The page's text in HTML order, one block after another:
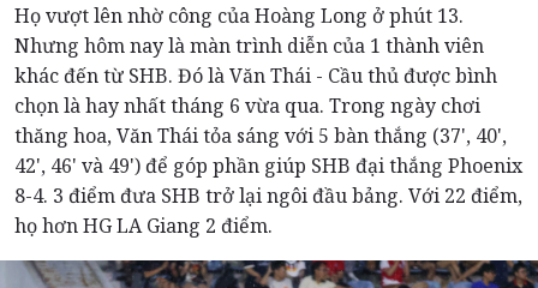
Họ vượt lên nhờ công của Hoàng Long ở phút 13.
Nhưng hôm nay là màn trình diễn của 1 thành viên
khác đến từ SHB. Đó là Văn Thái - Cầu thủ được bình
chọn là hay nhất tháng 6 vừa qua. Trong ngày chơi
thăng hoa, Văn Thái tỏa sáng với 5 bàn thắng (37', 40',
42', 46' và 49') để góp phần giúp SHB đại thắng Phoenix
8-4. 3 điểm đưa SHB trở lại ngôi đầu bảng. Với 22 điểm,
họ hơn HG LA Giang 2 điểm.